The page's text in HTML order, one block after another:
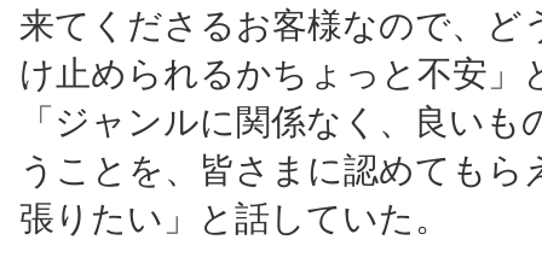
来てくださるお客様なので、ど
け止められるかちょっと不安」
「ジャンルに関係なく、良いも
うことを、皆さまに認めてもら
張りたい」と話していた。